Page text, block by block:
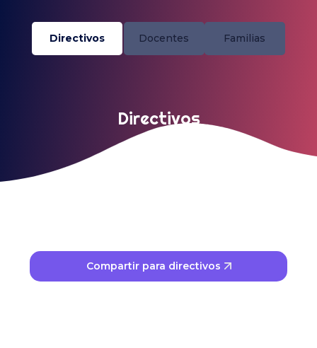
Directivos Docentes Familias
Directivos
Compartir para directivos